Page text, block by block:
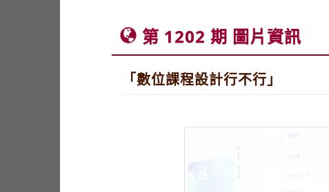
第 1202 期 圖片資訊
「數位課程設計行不行」